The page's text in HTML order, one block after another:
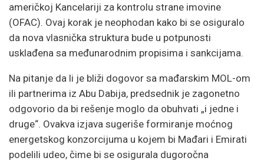
američkoj Kancelariji za kontrolu strane imovine
(OFAC). Ovaj korak je neophodan kako bi se osiguralo
da nova vlasnička struktura bude u potpunosti
usklađena sa međunarodnim propisima i sankcijama.
Na pitanje da li je bliži dogovor sa mađarskim MOL-om
ili partnerima iz Abu Dabija, predsednik je zagonetno
odgovorio da bi rešenje moglo da obuhvati „i jedne i
druge“. Ovakva izjava sugeriše formiranje moćnog
energetskog konzorcijuma u kojem bi Mađari i Emirati
podelili udeo, čime bi se osigurala dugoročna